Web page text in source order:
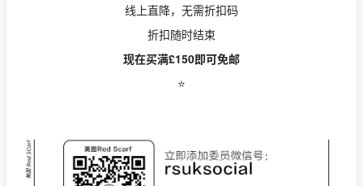
线上直降，无需折扣码
折扣随时结束
现在买满£150即可免邮
⭐️